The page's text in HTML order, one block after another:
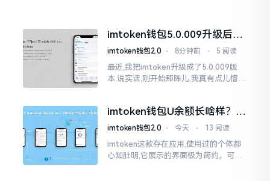
imtoken钱包5.0.009升级后咋
用？老用户实测分享
imtoken钱包2.0 ⋅ 8分钟前 ⋅ 5 阅读
最近,我把imtoken升级成了5.0.009版
本,说实话,刚开始那阵儿,我真有点儿懵,
imtoken钱包U余额长啥样？截
图这样看
imtoken钱包2.0 ⋅ 今天 ⋅ 13 阅读
imtoken这款存在应用,使用过的个体都
心知肚明,它展示的界面极为简约。可是,